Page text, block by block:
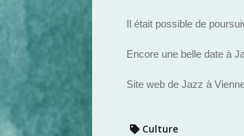
Il était possible de
Encore une belle date à
Site web de Jazz à
Culture